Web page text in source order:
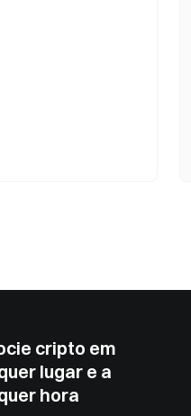
cripto em
lugar e a
hora